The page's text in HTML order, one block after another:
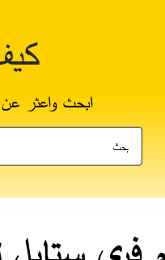
ابحث واعثر عن